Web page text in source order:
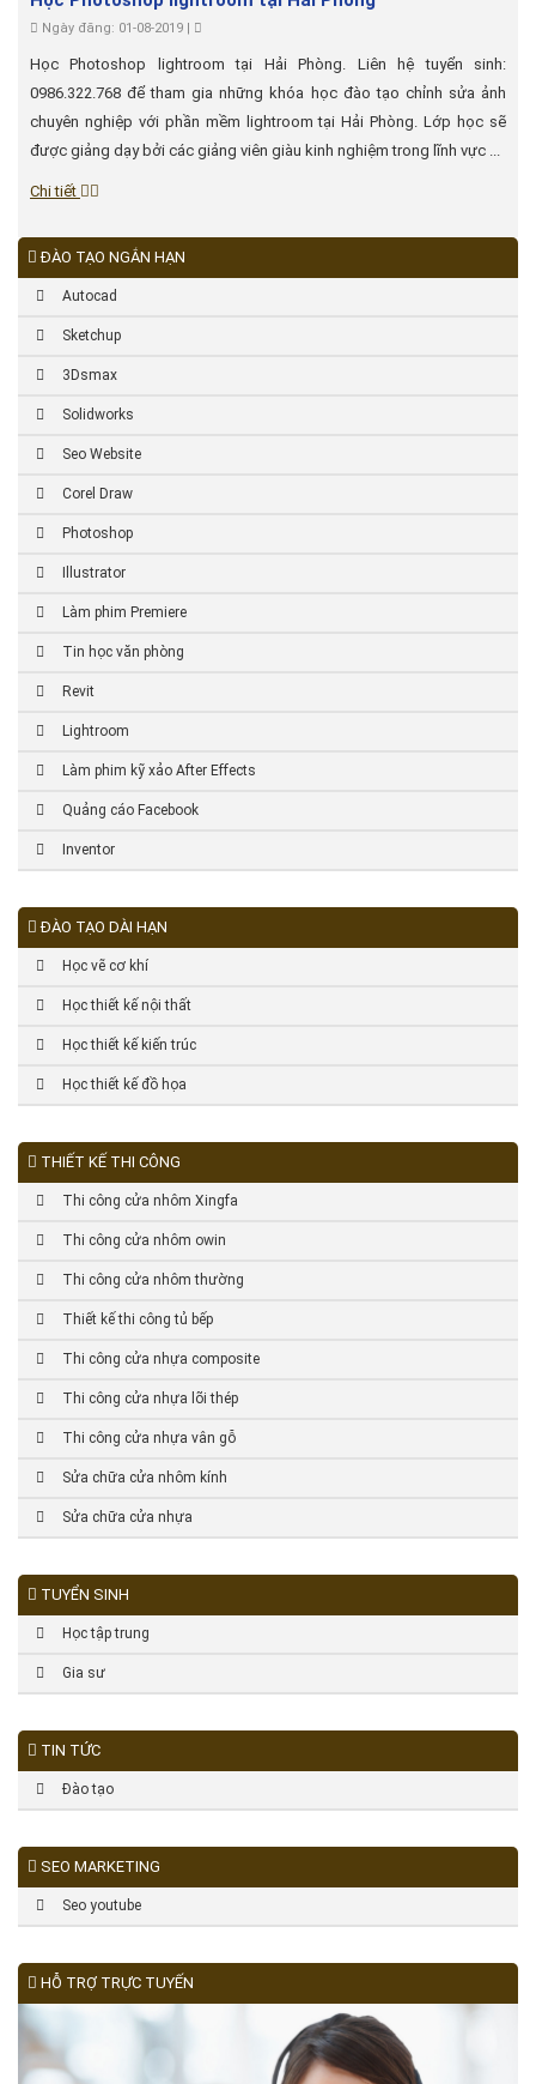
Ngày đăng: 01-08-2019 |
Học Photoshop lightroom tại Hải Phòng. Liên hệ tuyển sinh:
0986.322.768 để tham gia những khóa học đào tạo chỉnh sửa ảnh
chuyên nghiệp với phần mềm lightroom tại Hải Phòng. Lớp học sẽ
được giảng dạy bởi các giảng viên giàu kinh nghiệm trong lĩnh vực ...
Chi tiết
ĐÀO TẠO NGẮN HẠN
Autocad
Sketchup
3Dsmax
Solidworks
Seo Website
Corel Draw
Photoshop
Illustrator
Làm phim Premiere
Tin học văn phòng
Revit
Lightroom
Làm phim kỹ xảo After Effects
Quảng cáo Facebook
Inventor
ĐÀO TẠO DÀI HẠN
Học vẽ cơ khí
Học thiết kế nội thất
Học thiết kế kiến trúc
Học thiết kế đồ họa
THIẾT KẾ THI CÔNG
Thi công cửa nhôm Xingfa
Thi công cửa nhôm owin
Thi công cửa nhôm thường
Thiết kế thi công tủ bếp
Thi công cửa nhựa composite
Thi công cửa nhựa lõi thép
Thi công cửa nhựa vân gỗ
Sửa chữa cửa nhôm kính
Sửa chữa cửa nhựa
TUYỂN SINH
Học tập trung
Gia sư
TIN TỨC
Đào tạo
SEO MARKETING
Seo youtube
HỖ TRỢ TRỰC TUYẾN